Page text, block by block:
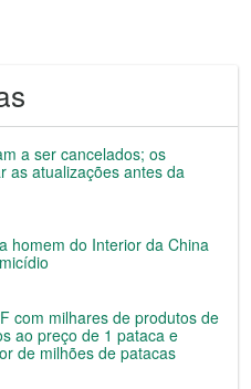
a ser cancelados; os
as atualizações antes da
homem do Interior da China
com milhares de produtos de
ao preço de 1 pataca e
de milhões de patacas